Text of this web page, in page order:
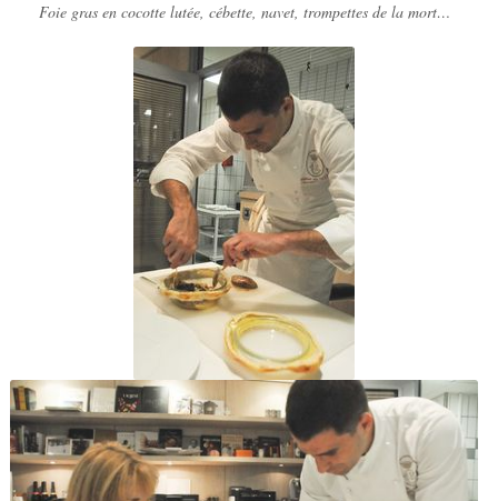
Foie gras en cocotte lutée, cébette, navet, trompettes de la mort…